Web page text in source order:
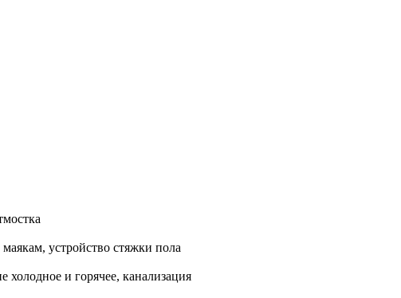
устройство стяжки пола
и горячее, канализация